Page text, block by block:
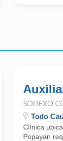
SODEXO
Todo
Clínica
Popayan